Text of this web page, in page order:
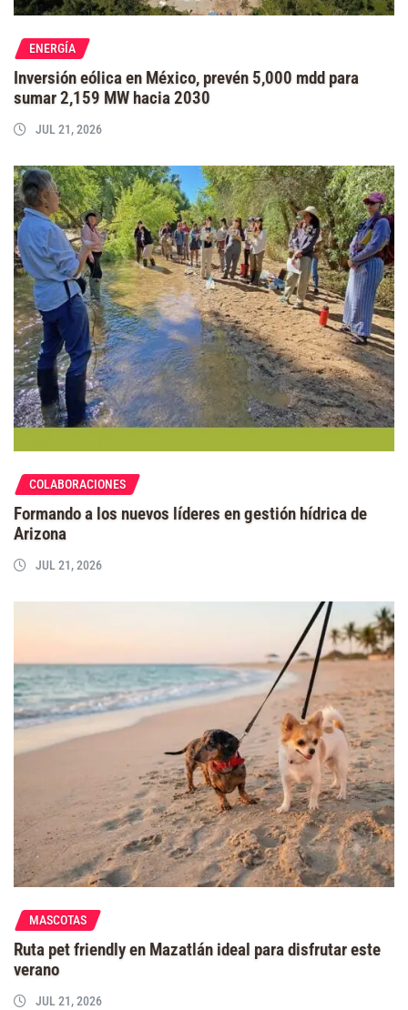
ENERGÍA
Inversión eólica en México, prevén 5,000 mdd para
sumar 2,159 MW hacia 2030
JUL 21, 2026
COLABORACIONES
Formando a los nuevos líderes en gestión hídrica de
Arizona
JUL 21, 2026
MASCOTAS
Ruta pet friendly en Mazatlán ideal para disfrutar este
verano
JUL 21, 2026